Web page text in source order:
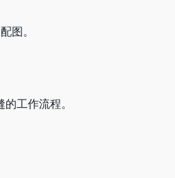
图。
工作流程。